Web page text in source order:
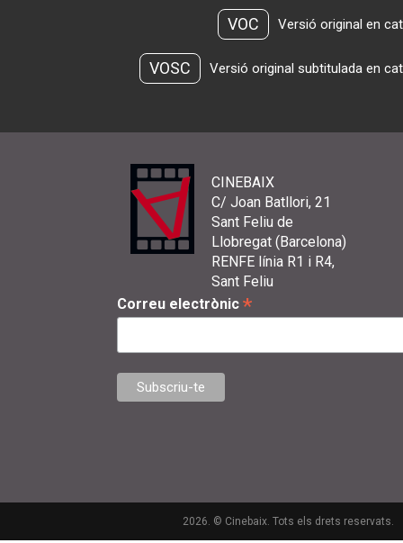
VOC Versió original en
VOSC Versió original subtitulada en
CINEBAIX
C/ Joan Batllori, 21
Sant Feliu de
Llobregat (Barcelona)
RENFE línia R1 i R4,
Sant Feliu
Correu electrònic *
2026. © Cinebaix. Tots els drets reservats.